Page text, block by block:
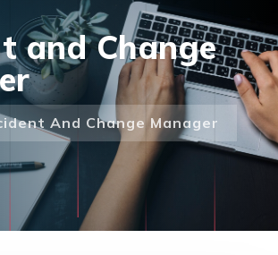
and Change
And Change Manager